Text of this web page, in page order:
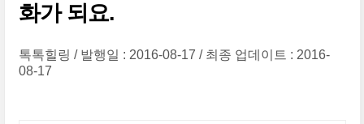
화가 되요.
톡톡힐링 발행일 : 2016-08-17
최종 업데이트 : 2016-
08-17